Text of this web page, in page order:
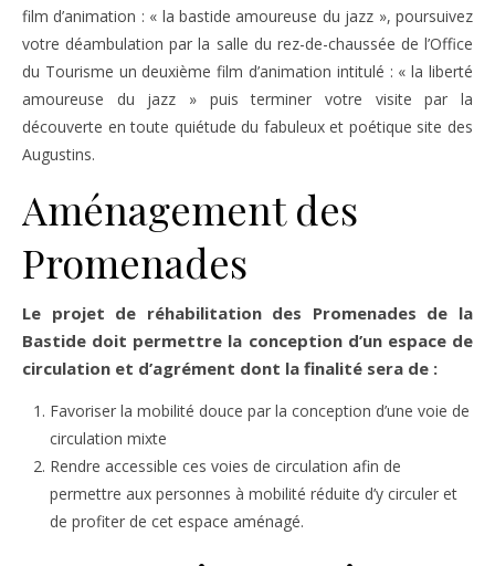
film d’animation : « la bastide amoureuse du jazz », poursuivez
votre déambulation par la salle du rez-de-chaussée de l’Office
du Tourisme un deuxième film d’animation intitulé : « la liberté
amoureuse du jazz » puis terminer votre visite par la
découverte en toute quiétude du fabuleux et poétique site des
Augustins.
Aménagement des
Promenades
Le projet de réhabilitation des Promenades de la
Bastide doit permettre la conception d’un espace de
circulation et d’agrément dont la finalité sera de :
Favoriser la mobilité douce par la conception d’une voie de
circulation mixte
Rendre accessible ces voies de circulation afin de
permettre aux personnes à mobilité réduite d’y circuler et
de profiter de cet espace aménagé.